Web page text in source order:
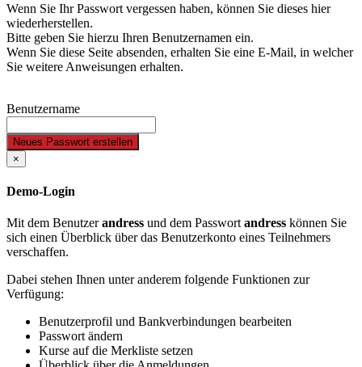
Wenn Sie Ihr Passwort vergessen haben, können Sie dieses hier
wiederherstellen.
Bitte geben Sie hierzu Ihren Benutzernamen ein.
Wenn Sie diese Seite absenden, erhalten Sie eine E-Mail, in welcher
Sie weitere Anweisungen erhalten.
Benutzername
Neues Passwort erstellen
×
Demo-Login
Mit dem Benutzerandress und dem Passwortandress können Sie
sich einen Überblick über das Benutzerkonto eines Teilnehmers
verschaffen.
Dabei stehen Ihnen unter anderem folgende Funktionen zur
Verfügung:
Benutzerprofil und Bankverbindungen bearbeiten
Passwort ändern
Kurse auf die Merkliste setzen